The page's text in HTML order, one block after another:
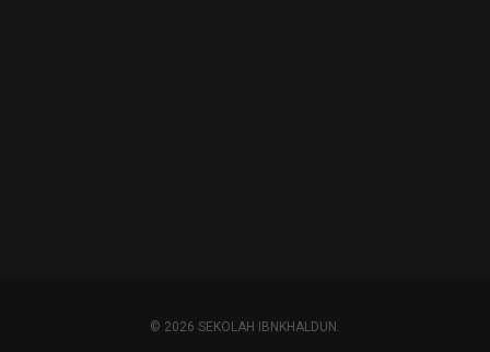
© 2026 SEKOLAH IBNKHALDUN.